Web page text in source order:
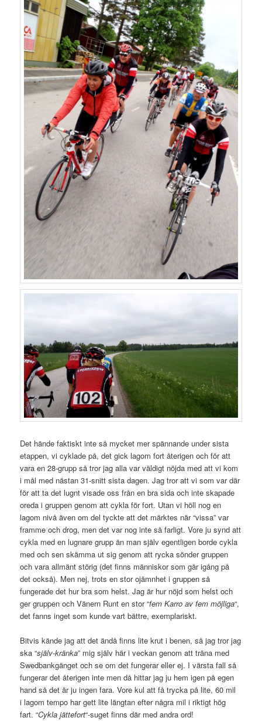
Det hände faktiskt inte så mycket mer spännande under sista
etappen, vi cyklade på, det gick lagom fort återigen och för att
vara en 28-grupp så tror jag alla var väldigt nöjda med att vi kom
i mål med nästan 31-snitt sista dagen. Jag tror att vi som var där
för att ta det lugnt visade oss från en bra sida och inte skapade
oreda i gruppen genom att cykla för fort. Utan vi höll nog en
lagom nivå även om del tyckte att det märktes när “vissa” var
framme och drog, men det var nog inte så farligt. Vore ju synd att
cykla med en lugnare grupp än man själv egentligen borde cykla
med och sen skämma ut sig genom att rycka sönder gruppen
och vara allmänt störig (det finns människor som går igång på
det också). Men nej, trots en stor ojämnhet i gruppen så
fungerade det hur bra som helst. Jag är hur nöjd som helst och
ger gruppen och Vänern Runt en stor “fem Karro av fem möjliga“,
det fanns inget som kunde vart bättre, exemplariskt.
Bitvis kände jag att det ändå finns lite krut i benen, så jag tror jag
ska “själv-kränka” mig själv här i veckan genom att träna med
Swedbankgänget och se om det fungerar eller ej. I värsta fall så
fungerar det återigen inte men då hittar jag ju hem igen på egen
hand så det är ju ingen fara. Vore kul att få trycka på lite, 60 mil
i lagom tempo har gett lite längtan efter några mil i riktigt hög
fart. “Cykla jättefort“-suget finns där med andra ord!